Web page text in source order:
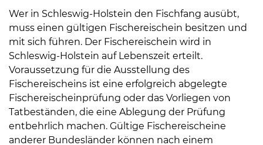
und
14
Uhr
sowie
außerhalb
der
Öffnungszeiten
Wer in Schleswig-Holstein den Fischfang ausübt,
muss einen gültigen Fischereischein besitzen und
mit sich führen. Der Fischereischein wird in
Schleswig-Holstein auf Lebenszeit erteilt.
Voraussetzung für die Ausstellung des
Fischereischeins ist eine erfolgreich abgelegte
Fischereischeinprüfung oder das Vorliegen von
Tatbeständen, die eine Ablegung der Prüfung
entbehrlich machen. Gültige Fischereischeine
anderer Bundesländer können nach einem